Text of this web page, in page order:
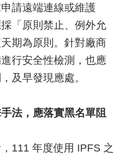
請遠端連線或維護
「原則禁止、例外允
期為原則。針對廠商
行安全性檢測，也應
及早發現應處。
法，應落實黑名單阻
111 年度使用 IPFS 之